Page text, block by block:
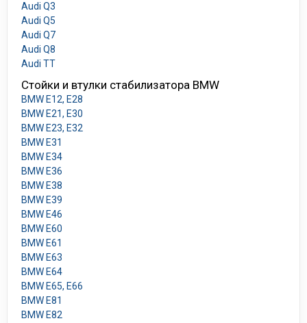
Audi Q3
Audi Q5
Audi Q7
Audi Q8
Audi TT
Стойки и втулки стабилизатора BMW
BMW E12, E28
BMW E21, E30
BMW E23, E32
BMW E31
BMW E34
BMW E36
BMW E38
BMW E39
BMW E46
BMW E60
BMW E61
BMW E63
BMW E64
BMW E65, E66
BMW E81
BMW E82